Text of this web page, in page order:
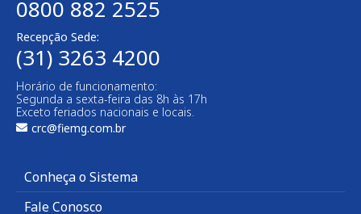
0800 882 2525
Recepção Sede:
(31) 3263 4200
Horário de funcionamento:
Segunda a sexta-feira das 8h às 17h
Exceto feriados nacionais e locais.
crc@fiemg.com.br
Conheça o Sistema
Fale Conosco